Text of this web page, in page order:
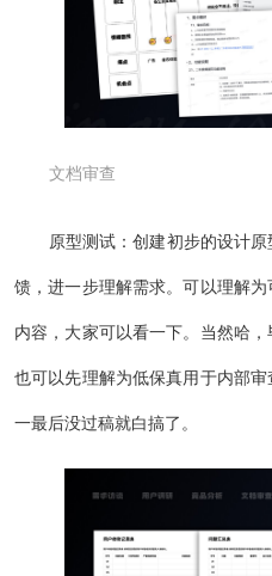
文档审查
原型测试：创建初步的设计
馈，进一步理解需求。可以理解
内容，大家可以看一下。当然哈
也可以先理解为低保真用于内部
一最后没过稿就白搞了。